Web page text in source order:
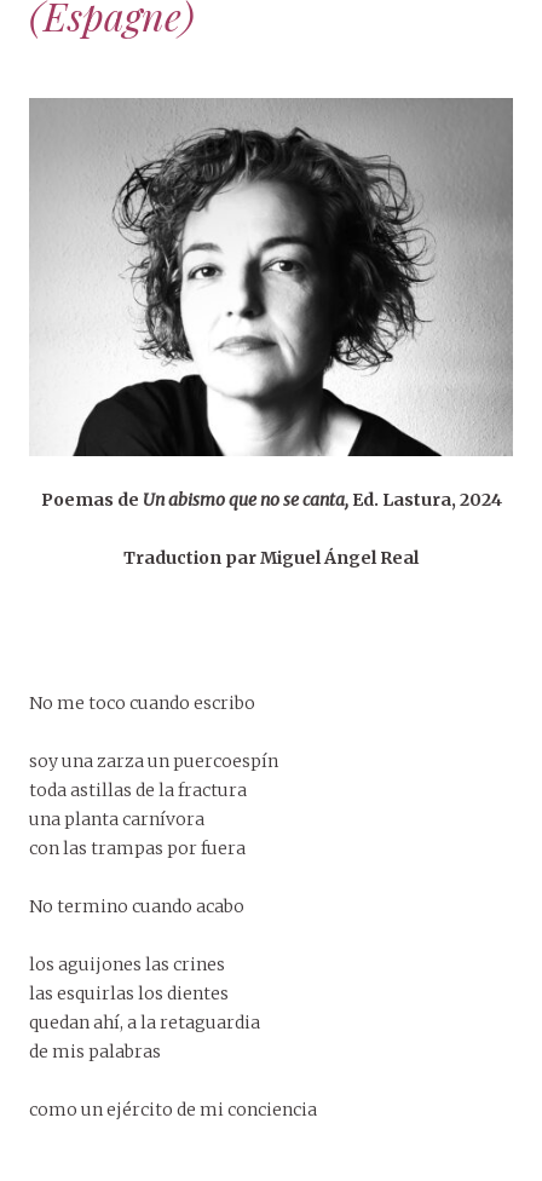
(Espagne)
Poemas de Un abismo que no se canta, Ed. Lastura, 2024
Traduction par Miguel Ángel Real
No me toco cuando escribo
soy una zarza un puercoespín
toda astillas de la fractura
una planta carnívora
con las trampas por fuera
No termino cuando acabo
los aguijones las crines
las esquirlas los dientes
quedan ahí, a la retaguardia
de mis palabras
como un ejército de mi conciencia